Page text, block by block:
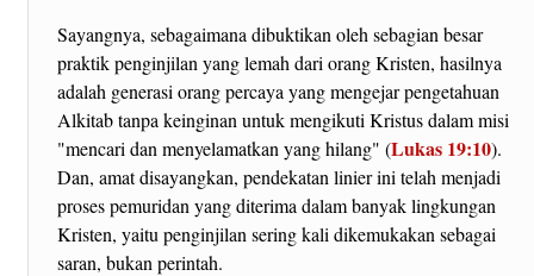
Sayangnya, sebagaimana dibuktikan oleh sebagian besar
praktik penginjilan yang lemah dari orang Kristen, hasilnya
adalah generasi orang percaya yang mengejar pengetahuan
Alkitab tanpa keinginan untuk mengikuti Kristus dalam misi
"mencari dan menyelamatkan yang hilang" (Lukas 19:10).
Dan, amat disayangkan, pendekatan linier ini telah menjadi
proses pemuridan yang diterima dalam banyak lingkungan
Kristen, yaitu penginjilan sering kali dikemukakan sebagai
saran, bukan perintah.